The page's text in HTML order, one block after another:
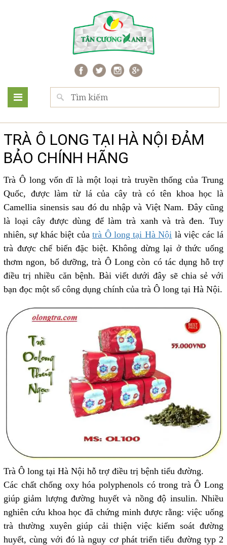
TRÀ Ô LONG TẠI HÀ NỘI ĐẢM
BẢO CHÍNH HÃNG
Trà Ô long vốn dĩ là một loại trà truyền thống của Trung
Quốc, được làm từ lá của cây trà có tên khoa học là
Camellia sinensis sau đó du nhập và Việt Nam. Đây cũng
là loại cây được dùng để làm trà xanh và trà đen. Tuy
nhiên, sự khác biệt củatrà Ô long tại Hà Nội là việc các lá
trà được chế biến đặc biệt. Không dừng lại ở thức uống
thơm ngon, bổ dưỡng, trà Ô Long còn có tác dụng hỗ trợ
điều trị nhiều căn bệnh. Bài viết dưới đây sẽ chia sẻ với
bạn đọc một số công dụng chính của trà Ô long tại Hà Nội.
Trà Ô long tại Hà Nội hỗ trợ điều trị bệnh tiểu đường.
Các chất chống oxy hóa polyphenols có trong trà Ô Long
giúp giảm lượng đường huyết và nồng độ insulin. Nhiều
nghiên cứu khoa học đã chứng minh được rằng: việc uống
trà thường xuyên giúp cải thiện việc kiểm soát đường
huyết, cùng với đó là nguy cơ phát triển tiểu đường typ 2